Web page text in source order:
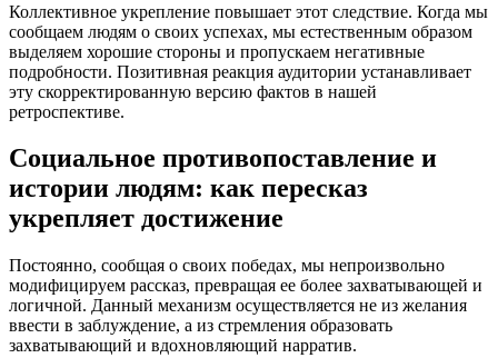
Коллективное укрепление повышает этот следствие. Когда мы
сообщаем людям о своих успехах, мы естественным образом
выделяем хорошие стороны и пропускаем негативные
подробности. Позитивная реакция аудитории устанавливает
эту скорректированную версию фактов в нашей
ретроспективе.
Социальное противопоставление и
истории людям: как пересказ
укрепляет достижение
Постоянно, сообщая о своих победах, мы непроизвольно
модифицируем рассказ, превращая ее более захватывающей и
логичной. Данный механизм осуществляется не из желания
ввести в заблуждение, а из стремления образовать
захватывающий и вдохновляющий нарратив.